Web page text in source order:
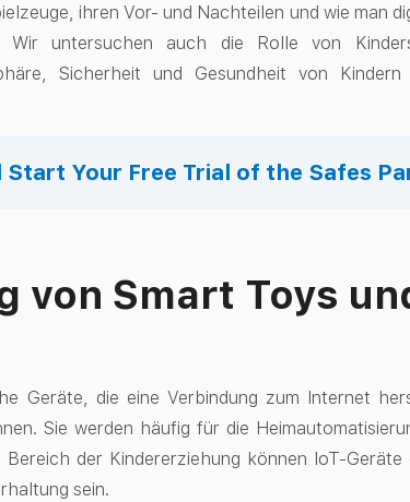
ihren Vor- und Nachteilen und wie man
Wir untersuchen auch die Rolle von
Sicherheit und Gesundheit von
Start Your Free Trial of the Safes
von Smart Toys
Geräte, die eine Verbindung zum Internet
Sie werden häufig für die
der Kindererziehung können IoT-
sein.